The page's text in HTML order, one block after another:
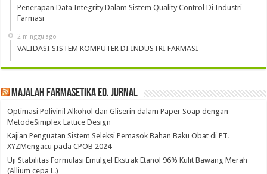
Penerapan Data Integrity Dalam Sistem Quality Control Di Industri
Farmasi
2 minggu ago
VALIDASI SISTEM KOMPUTER DI INDUSTRI FARMASI
Majalah Farmasetika Ed. Jurnal
Optimasi Polivinil Alkohol dan Gliserin dalam Paper Soap dengan
MetodeSimplex Lattice Design
Kajian Penguatan Sistem Seleksi Pemasok Bahan Baku Obat di PT.
XYZMengacu pada CPOB 2024
Uji Stabilitas Formulasi Emulgel Ekstrak Etanol 96% Kulit Bawang Merah
(Allium cepa L.)